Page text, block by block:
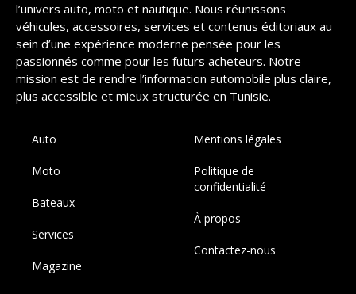
l’univers auto, moto et nautique. Nous réunissons
véhicules, accessoires, services et contenus éditoriaux au
sein d’une expérience moderne pensée pour les
passionnés comme pour les futurs acheteurs. Notre
mission est de rendre l’information automobile plus claire,
plus accessible et mieux structurée en Tunisie.
Auto
Moto
Bateaux
Services
Magazine
Mentions légales
Politique de
confidentialité
À propos
Contactez-nous